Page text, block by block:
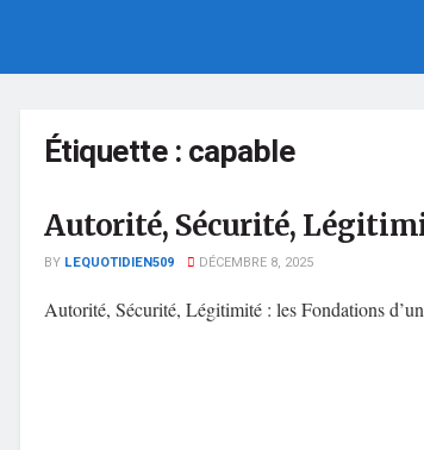
Étiquette :capable
Autorité, Sécurité,
BY LEQUOTIDIEN509 DÉCEMBRE 8, 2025
Autorité, Sécurité, Légitimité : les Fondations